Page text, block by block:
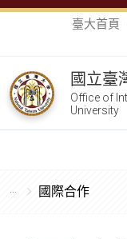
臺大首頁
國立臺
Office of
University
國際合作